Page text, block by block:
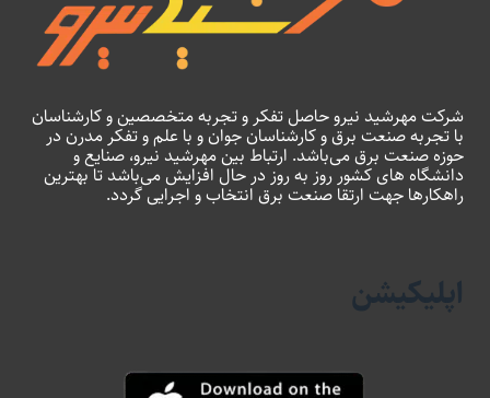
شرکت مهرشید نیرو حاصل تفکر و تجربه متخصصین و کارشناسان
با تجربه صنعت برق و کارشناسان جوان و با علم و تفکر مدرن در
حوزه صنعت برق می‌باشد. ارتباط بین مهرشید نیرو، صنایع و
دانشگاه های کشور روز به روز در حال افزایش می‌باشد تا بهترین
راهکارها جهت ارتقا صنعت برق انتخاب و اجرایی گردد.
اپلیکیشن